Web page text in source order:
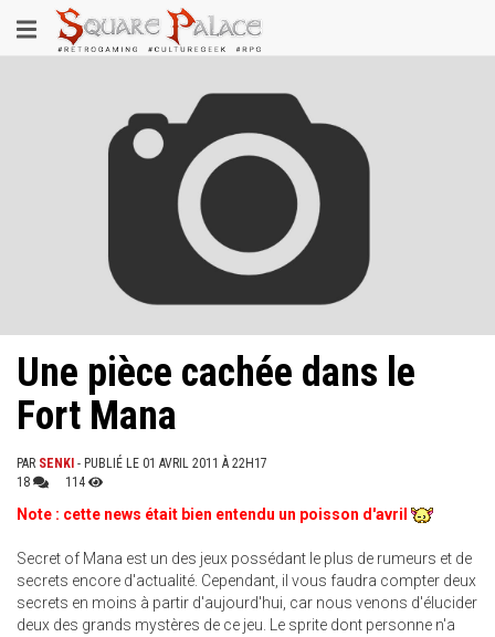
au
contenu
Toggle
navigation
Une pièce cachée dans le
Fort Mana
PAR SENKI - PUBLIÉ LE 01 AVRIL 2011 À 22H17
18
114
Note : cette news était bien entendu un poisson d'avril
Secret of Mana est un des jeux possédant le plus de rumeurs et de
secrets encore d'actualité. Cependant, il vous faudra compter deux
secrets en moins à partir d'aujourd'hui, car nous venons d'élucider
deux des grands mystères de ce jeu. Le sprite dont personne n'a